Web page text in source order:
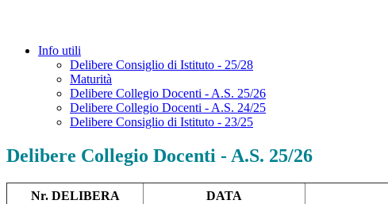
Info utili
Delibere Consiglio di Istituto - 25/28
Maturità
Delibere Collegio Docenti - A.S. 25/26
Delibere Collegio Docenti - A.S. 24/25
Delibere Consiglio di Istituto - 23/25
Delibere Collegio Docenti - A.S. 25/26
Nr. DELIBERA DATA